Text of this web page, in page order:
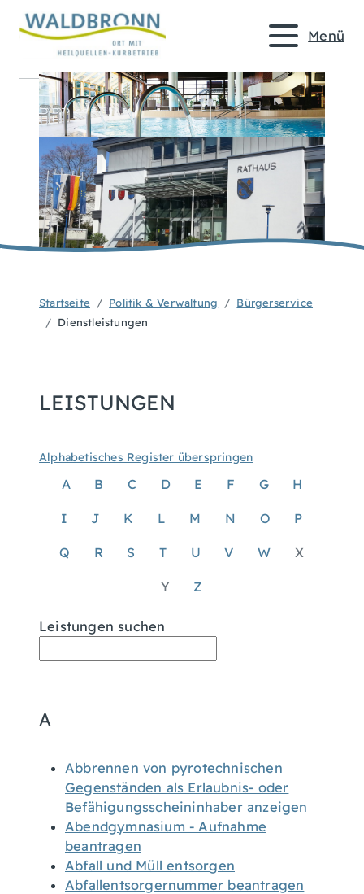
Menü
Startseite Politik & Verwaltung
Bürgerservice
Dienstleistungen
LEISTUNGEN
Alphabetisches Register überspringen
A B C D E F G H
I J K L M N O P
Q R S T U V W X
Y Z
Leistungen suchen
A
Abbrennen von pyrotechnischen
Gegenständen als Erlaubnis- oder
Befähigungsscheininhaber anzeigen
Abendgymnasium - Aufnahme
beantragen
Abfall und Müll entsorgen
Abfallentsorgernummer beantragen